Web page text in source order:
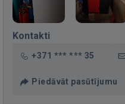
Kontakti
+371 *** *** 35
Piedāvāt pasūtījumu